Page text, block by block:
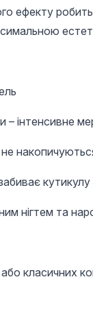
ефекту
інтенсивне
кутикулу
нігтем та
класичних